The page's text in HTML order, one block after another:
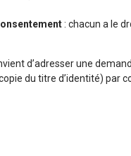
: chacun a le
d’adresser une
du titre d’identité) par